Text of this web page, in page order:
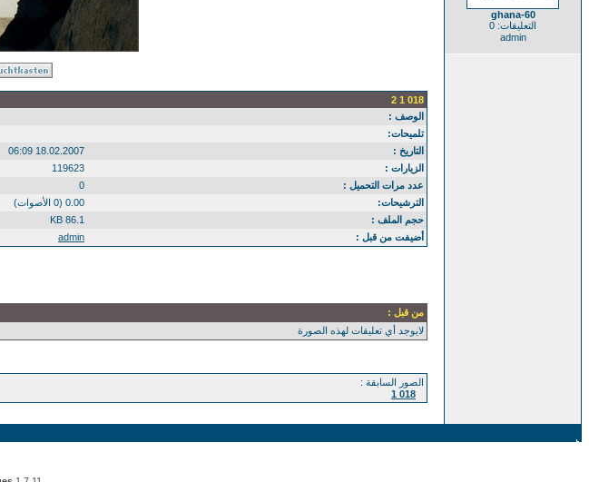
ghana-60
التعليقات: 0
admin
018 1 2
الوصف :
تلميحات:
التاريخ :
18.02.2007 06:09
الزيارات :
119623
عدد مرات التحميل :
0
الترشيحات:
0.00 (0 الأصوات)
حجم الملف :
86.1 KB
أضيفت من قبل :
admin
من قبل :
لايوجد أي تعليقات لهذه الصورة
الصور السابقة :
018 1